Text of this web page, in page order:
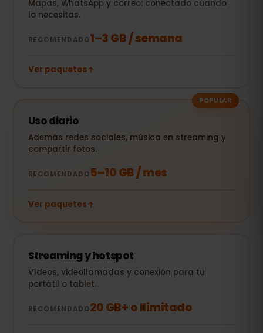
Mapas, WhatsApp y correo: conectado cuando
lo necesitas.
RECOMENDADO1–3 GB / semana
Ver paquetes
POPULAR
Uso diario
Además redes sociales, música en streaming y
compartir fotos.
RECOMENDADO5–10 GB / mes
Ver paquetes
Streaming y hotspot
Vídeos, videollamadas y conexión para tu
portátil o tablet.
RECOMENDADO20 GB+ o Ilimitado